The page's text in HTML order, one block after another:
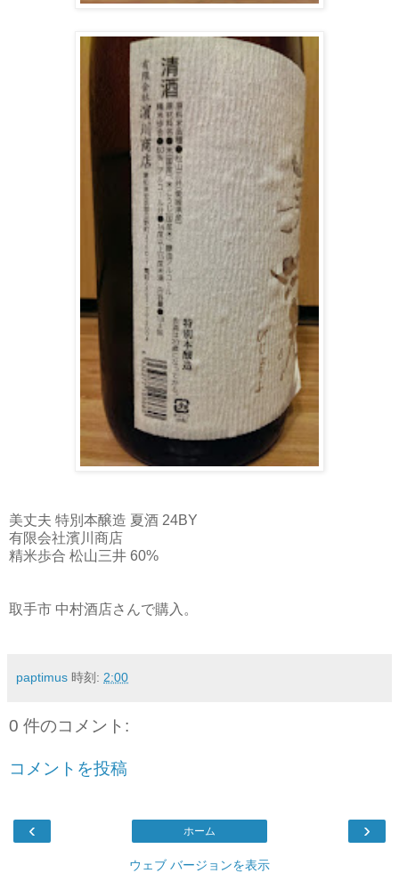
美丈夫 特別本醸造 夏酒 24BY
有限会社濱川商店
精米歩合 松山三井 60%
取手市 中村酒店さんで購入。
paptimus 時刻: 2:00
0 件のコメント:
コメントを投稿
‹ ›
ホーム
ウェブ バージョンを表示